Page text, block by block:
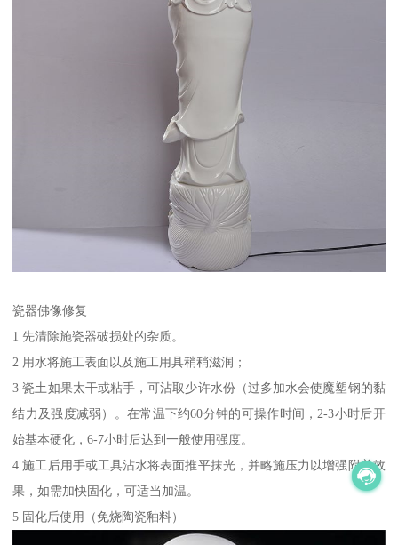
瓷器佛像修复
1 先清除施瓷器破损处的杂质。
2 用水将施工表面以及施工用具稍稍滋润；
3 瓷土如果太干或粘手，可沾取少许水份（过多加水会使魔塑钢的黏
结力及强度减弱）。在常温下约60分钟的可操作时间，2-3小时后开
始基本硬化，6-7小时后达到一般使用强度。
4 施工后用手或工具沾水将表面推平抹光，并略施压力以增强附着效
果，如需加快固化，可适当加温。
5 固化后使用（免烧陶瓷釉料）